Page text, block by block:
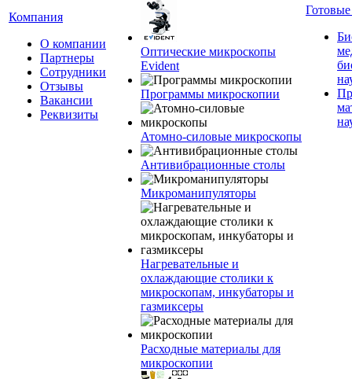
Компания
О компании
Партнеры
Сотрудники
Отзывы
Вакансии
Реквизиты
Оптические микроскопы
Evident
Программы микроскопии
Атомно-силовые микроскопы
Антивибрационные столы
Микроманипуляторы
Нагревательные и
охлаждающие столики к
микроскопам, инкубаторы и
газмиксеры
Расходные материалы для
микроскопии